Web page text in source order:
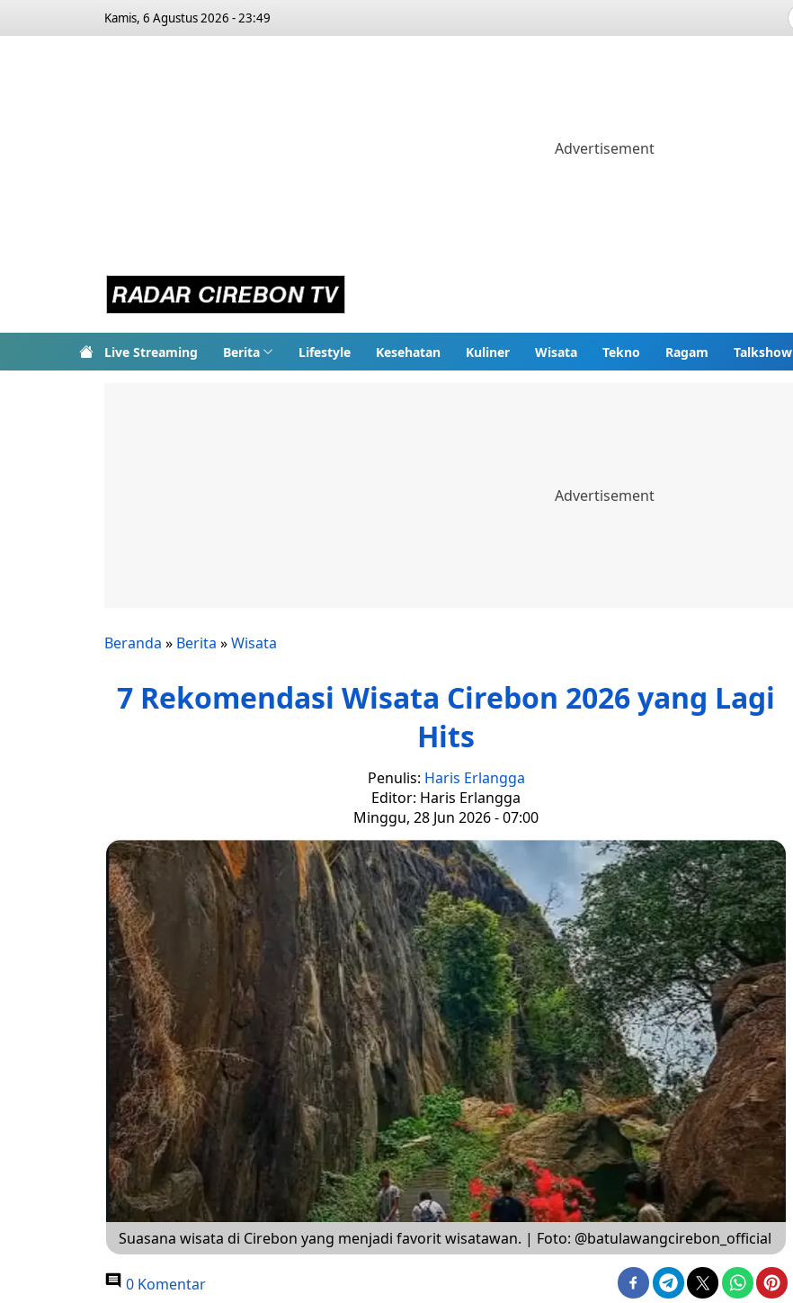
Kamis, 6 Agustus 2026 - 23:49
Live Streaming Berita Lifestyle Kesehatan Kuliner Wisata Tekno Ragam Talkshow
Beranda » Berita »Wisata
7 Rekomendasi Wisata Cirebon 2026 yang Lagi
Hits
Penulis: Haris Erlangga
Editor: Haris Erlangga
Minggu, 28 Jun 2026 - 07:00
Suasana wisata di Cirebon yang menjadi favorit wisatawan. | Foto: @batulawangcirebon_official
0 Komentar